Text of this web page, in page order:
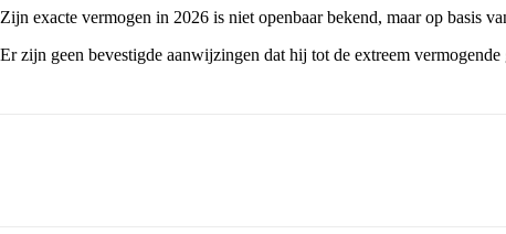
Zijn exacte vermogen in 2026 is niet openbaar bekend, maar op basis
Er zijn geen bevestigde aanwijzingen dat hij tot de extreem